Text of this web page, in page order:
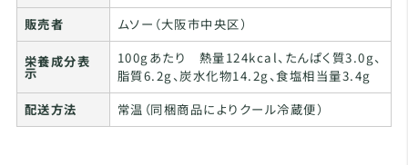
販売者
ムソー（大阪市中央区）
栄養成分表
示
100gあたり 熱量124kcal、たんぱく質3.0g、
脂質6.2g、炭水化物14.2g、食塩相当量3.4g
配送方法
常温（同梱商品によりクール冷蔵便）